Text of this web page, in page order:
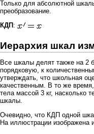
Только для абсолютной
преобразование.
КДП :
Иерархия шкал
Все шкалы делят также на 2
порядковую, к
утверждать, что школьная
качественным. В то же
тела массой 3 кг, насколько
шкалы.
Очевидно, что КДП одной
На иллюстрации изображена